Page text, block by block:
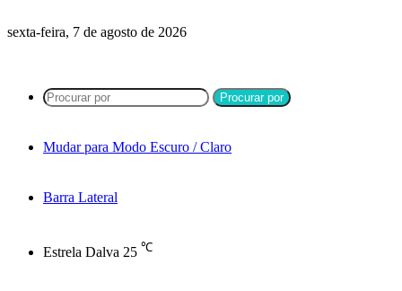
sexta-feira, 7 de agosto de 2026
Procurar por
Mudar para Modo Escuro / Claro
Barra Lateral
Estrela Dalva 25 ℃